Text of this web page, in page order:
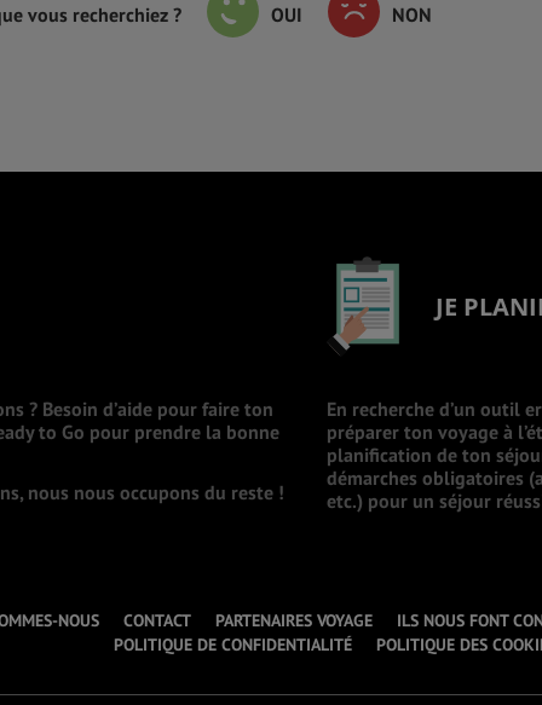
vous recherchiez ? OUI NON
? Besoin d’aide pour faire ton
to Go pour prendre la bonne
nous nous occupons du reste !
JE
En recherche d’un outil
préparer ton voyage à
planification de ton
démarches obligatoires
etc.) pour un séjour
NOUS CONTACT PARTENAIRES VOYAGE
ILS NOUS FONT
POLITIQUE DE CONFIDENTIALITÉ
POLITIQUE DES